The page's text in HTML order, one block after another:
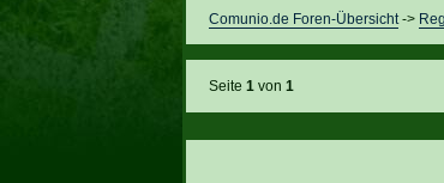
Comunio.de Foren-Übersicht->
Seite 1von 1